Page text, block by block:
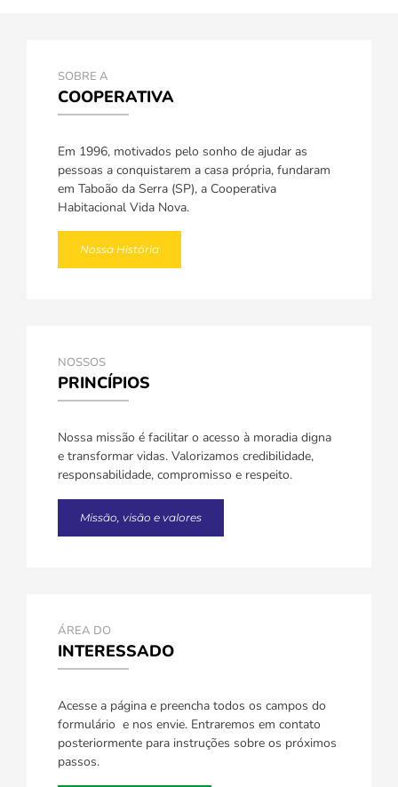
SOBRE A
COOPERATIVA
Em 1996, motivados pelo sonho de ajudar as
pessoas a conquistarem a casa própria, fundaram
em Taboão da Serra (SP), a Cooperativa
Habitacional Vida Nova.
Nossa História
NOSSOS
PRINCÍPIOS
Nossa missão é facilitar o acesso à moradia digna
e transformar vidas. Valorizamos credibilidade,
responsabilidade, compromisso e respeito.
Missão, visão e valores
ÁREA DO
INTERESSADO
Acesse a página e preencha todos os campos do
formulário e nos envie. Entraremos em contato
posteriormente para instruções sobre os próximos
passos.